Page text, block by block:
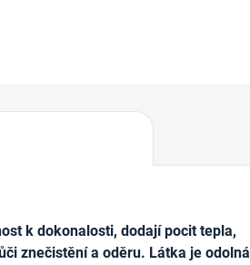
k dokonalosti, dodají pocit tepla,
znečistění a oděru. Látka je odolná